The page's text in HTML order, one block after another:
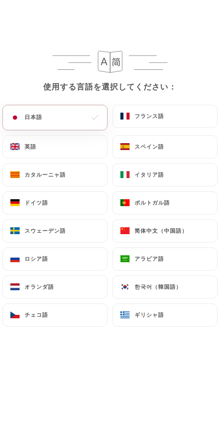
使用する言語を選択してください：
日本語 フランス語
英語 スペイン語
カタルーニャ語 イタリア語
ドイツ語 ポルトガル語
スウェーデン語 简体中文（中国語）
ロシア語 アラビア語
オランダ語 한국어（韓国語）
チェコ語 ギリシャ語
使用する言語を選択してください：
日本語 フランス語
英語 スペイン語
カタルーニャ語 イタリア語
ドイツ語 ポルトガル語
スウェーデン語 简体中文（中国語）
ロシア語 アラビア語
オランダ語 한국어（韓国語）
チェコ語 ギリシャ語